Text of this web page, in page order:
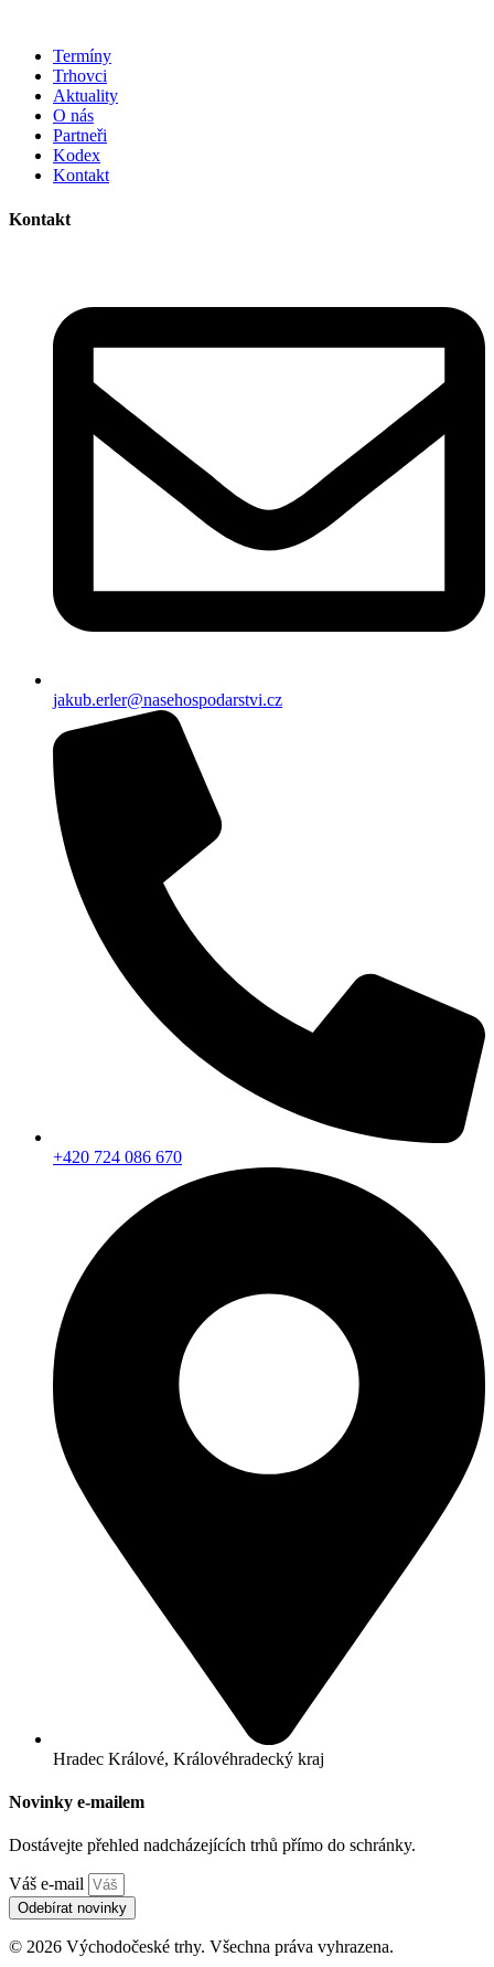
Termíny
Trhovci
Aktuality
O nás
Partneři
Kodex
Kontakt
Kontakt
jakub.erler@nasehospodarstvi.cz
+420 724 086 670
Hradec Králové, Královéhradecký kraj
Novinky e-mailem
Dostávejte přehled nadcházejících trhů přímo do schránky.
Váš e-mail
Odebírat novinky
© 2026 Východočeské trhy. Všechna práva vyhrazena.